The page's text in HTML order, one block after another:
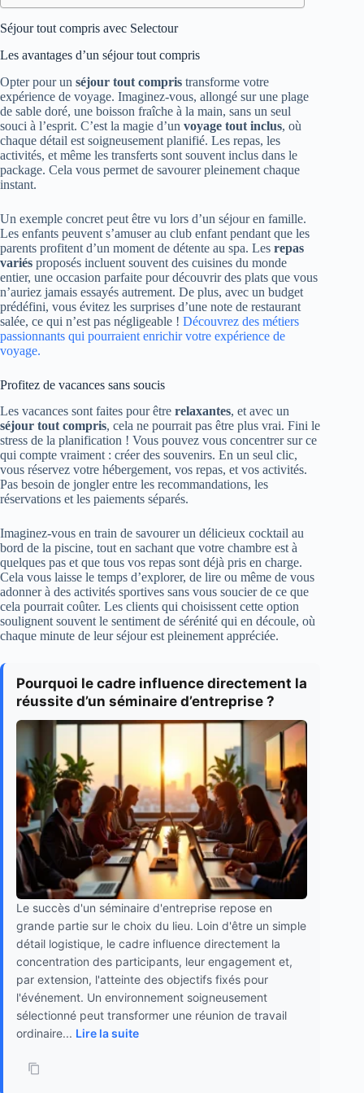
Séjour tout compris avec Selectour
Les avantages d’un séjour tout compris
Opter pour un séjour tout compris transforme votre
expérience de voyage. Imaginez-vous, allongé sur une plage
de sable doré, une boisson fraîche à la main, sans un seul
souci à l’esprit. C’est la magie d’un voyage tout inclus, où
chaque détail est soigneusement planifié. Les repas, les
activités, et même les transferts sont souvent inclus dans le
package. Cela vous permet de savourer pleinement chaque
instant.
Un exemple concret peut être vu lors d’un séjour en famille.
Les enfants peuvent s’amuser au club enfant pendant que les
parents profitent d’un moment de détente au spa. Les repas
variés proposés incluent souvent des cuisines du monde
entier, une occasion parfaite pour découvrir des plats que vous
n’auriez jamais essayés autrement. De plus, avec un budget
prédéfini, vous évitez les surprises d’une note de restaurant
salée, ce qui n’est pas négligeable ! Découvrez des métiers
passionnants qui pourraient enrichir votre expérience de
voyage.
Profitez de vacances sans soucis
Les vacances sont faites pour être relaxantes, et avec un
séjour tout compris, cela ne pourrait pas être plus vrai. Fini le
stress de la planification ! Vous pouvez vous concentrer sur ce
qui compte vraiment : créer des souvenirs. En un seul clic,
vous réservez votre hébergement, vos repas, et vos activités.
Pas besoin de jongler entre les recommandations, les
réservations et les paiements séparés.
Imaginez-vous en train de savourer un délicieux cocktail au
bord de la piscine, tout en sachant que votre chambre est à
quelques pas et que tous vos repas sont déjà pris en charge.
Cela vous laisse le temps d’explorer, de lire ou même de vous
adonner à des activités sportives sans vous soucier de ce que
cela pourrait coûter. Les clients qui choisissent cette option
soulignent souvent le sentiment de sérénité qui en découle, où
chaque minute de leur séjour est pleinement appréciée.
Pourquoi le cadre influence directement la
réussite d’un séminaire d’entreprise ?
Le succès d'un séminaire d'entreprise repose en
grande partie sur le choix du lieu. Loin d'être un simple
détail logistique, le cadre influence directement la
concentration des participants, leur engagement et,
par extension, l'atteinte des objectifs fixés pour
l'événement. Un environnement soigneusement
sélectionné peut transformer une réunion de travail
ordinaire... Lire la suite